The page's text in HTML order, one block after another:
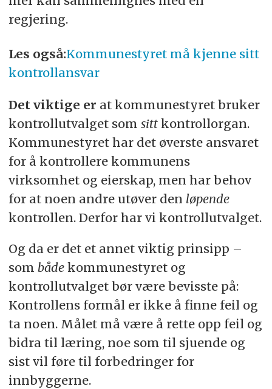
regjering.
Les også:Kommunestyret må kjenne sitt
kontrollansvar
Det viktige er at kommunestyret bruker
kontrollutvalget som sittkontrollorgan.
Kommunestyret har det øverste ansvaret
for å kontrollere kommunens
virksomhet og eierskap, men har behov
for at noen andre utøver den løpende
kontrollen. Derfor har vi kontrollutvalget.
Og da er det et annet viktig prinsipp –
som bådekommunestyret og
kontrollutvalget bør være bevisste på:
Kontrollens formål er ikke å finne feil og
ta noen. Målet må være å rette opp feil og
bidra til læring, noe som til sjuende og
sist vil føre til forbedringer for
innbyggerne.